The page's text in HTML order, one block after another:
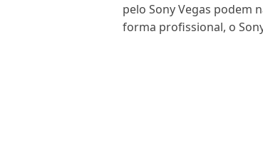
pelo Sony Vegas podem
forma profissional, o